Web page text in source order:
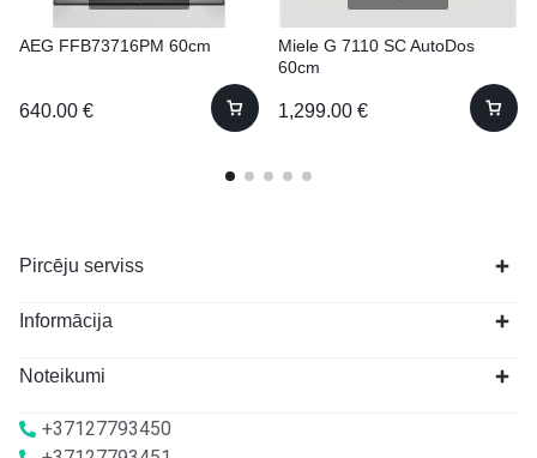
AEG FFB73716PM 60cm
640.00 €
Miele G 7110 SC AutoDos
60cm
1,299.00 €
Pircēju serviss
Informācija
Noteikumi
+37127793450